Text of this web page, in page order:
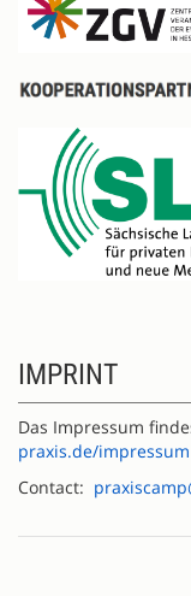
IMPRINT
Das Impressum
praxis.de/impressum
Contact: